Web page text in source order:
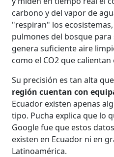
carbono y del vapor de
"respiran" los
pulmones del bosque para
genera suficiente aire
como el CO2 que calientan
Su precisión es tan alta que
región cuentan con
Ecuador existen apenas
tipo. Pucha explica que lo
Google fue que estos
existen en Ecuador ni en
Latinoamérica.